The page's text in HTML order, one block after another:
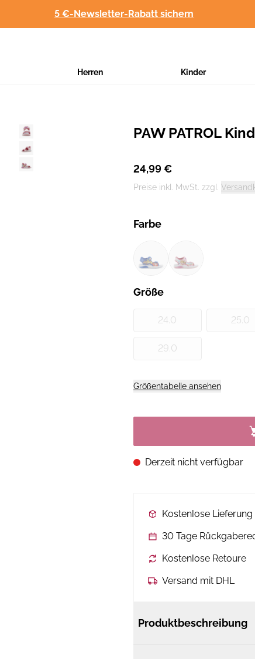
5 €-Newsletter-Rabatt sichern
Herren Kinder
Hersteller :
PAW PATROL
24,99 €
Preise inkl. MwSt. zzgl.
Farbe
Größe
24.0 25.0
29.0
Größentabelle ansehen
Derzeit nicht verfügbar
Kostenlose
30 Tage
Kostenlose Retoure
Versand mit DHL
Produktbeschreibung